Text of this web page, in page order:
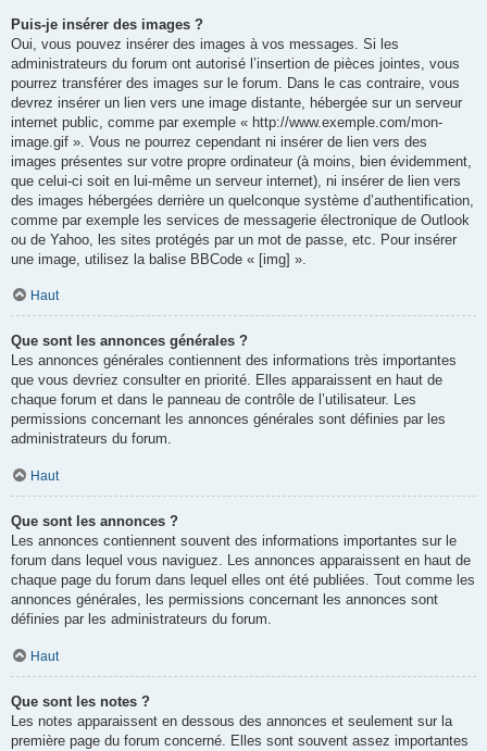
Puis-je insérer des images ?
Oui, vous pouvez insérer des images à vos messages. Si les
administrateurs du forum ont autorisé l’insertion de pièces jointes, vous
pourrez transférer des images sur le forum. Dans le cas contraire, vous
devrez insérer un lien vers une image distante, hébergée sur un serveur
internet public, comme par exemple « http://www.exemple.com/mon-
image.gif ». Vous ne pourrez cependant ni insérer de lien vers des
images présentes sur votre propre ordinateur (à moins, bien évidemment,
que celui-ci soit en lui-même un serveur internet), ni insérer de lien vers
des images hébergées derrière un quelconque système d’authentification,
comme par exemple les services de messagerie électronique de Outlook
ou de Yahoo, les sites protégés par un mot de passe, etc. Pour insérer
une image, utilisez la balise BBCode « [img] ».
Haut
Que sont les annonces générales ?
Les annonces générales contiennent des informations très importantes
que vous devriez consulter en priorité. Elles apparaissent en haut de
chaque forum et dans le panneau de contrôle de l’utilisateur. Les
permissions concernant les annonces générales sont définies par les
administrateurs du forum.
Haut
Que sont les annonces ?
Les annonces contiennent souvent des informations importantes sur le
forum dans lequel vous naviguez. Les annonces apparaissent en haut de
chaque page du forum dans lequel elles ont été publiées. Tout comme les
annonces générales, les permissions concernant les annonces sont
définies par les administrateurs du forum.
Haut
Que sont les notes ?
Les notes apparaissent en dessous des annonces et seulement sur la
première page du forum concerné. Elles sont souvent assez importantes